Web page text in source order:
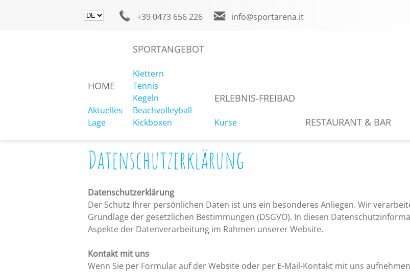
+39 0473 656 226 info@sportarena.it
HOME
Aktuelles
Lage
SPORTANGEBOT
Klettern
Tennis
Kegeln
Beachvolleyball
Kickboxen
ERLEBNIS-FREIBAD
Kurse RESTAURANT & BAR
LAGE & KONTAKT RESTAURANT & BAR
Datenschutzerklärung
Datenschutzerklärung
Der Schutz Ihrer persönlichen Daten ist uns ein besonderes Anliegen. Wir
Grundlage der gesetzlichen Bestimmungen (DSGVO). In diesen
Aspekte der Datenverarbeitung im Rahmen unserer Website.
Kontakt mit uns
Wenn Sie per Formular auf der Website oder per E-Mail-Kontakt mit uns